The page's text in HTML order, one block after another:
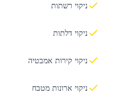
ניקוי רשתות
ניקוי דלתות
ניקוי קירות אמבטיה
ניקוי ארונות מטבח